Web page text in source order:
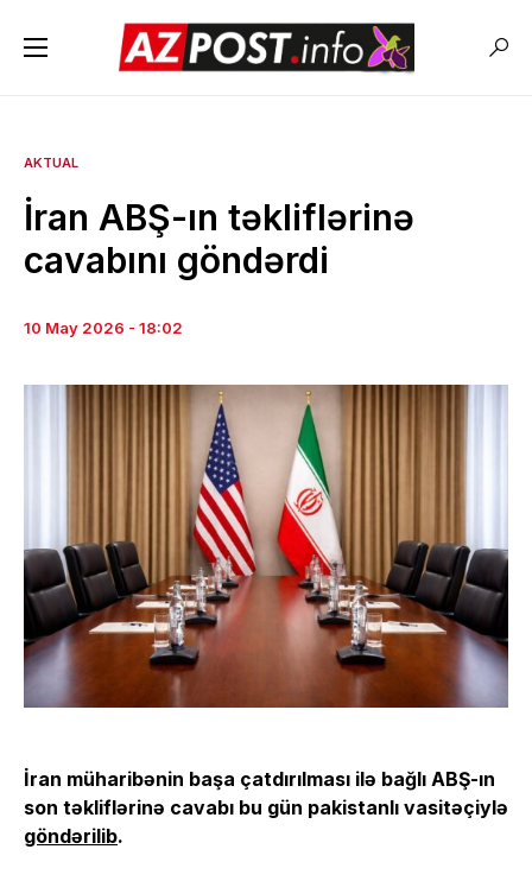
AKTUAL
İran ABŞ-ın təkliflərinə
cavabını göndərdi
10 May 2026 - 18:02
İran müharibənin başa çatdırılması ilə bağlı ABŞ-ın
son təkliflərinə cavabı bu gün pakistanlı vasitəçiylə
göndərilib.